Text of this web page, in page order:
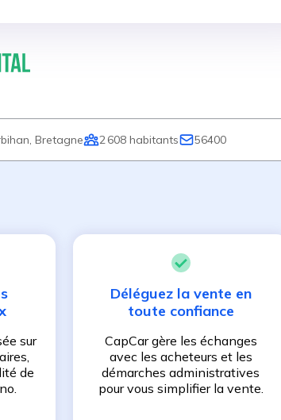
Bretagne 2 608 habitants 56400
sur
de
.
Déléguez la vente en
toute confiance
CapCar gère les échanges
avec les acheteurs et les
démarches administratives
pour vous simplifier la vente.